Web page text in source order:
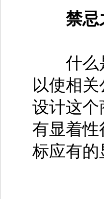
禁忌
什么是
以使相
设计这个
有显着性
标应有的